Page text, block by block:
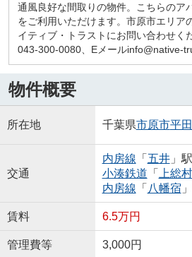
通風良好な間取りの物件。こちらのア
をご利用いただけます。市原市エリア
イティブ・トラストにお問い合わせく
043-300-0080、Eメールinfo@native-
物件概要
所在地 千葉県市原市平田
交通
内房線 「 五井」
小湊鉄道 「 上総
内房線 「 八幡宿
賃料 6.5万円
管理費等 3,000円